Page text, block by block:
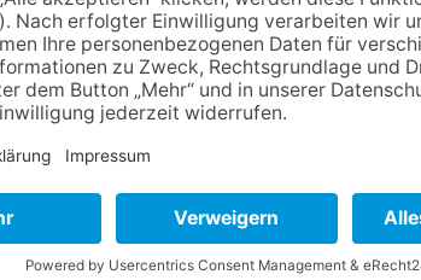
in Prüfungssituationen zu gehen.